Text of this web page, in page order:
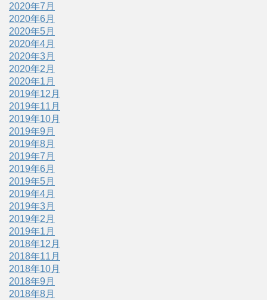
2020年7月
2020年6月
2020年5月
2020年4月
2020年3月
2020年2月
2020年1月
2019年12月
2019年11月
2019年10月
2019年9月
2019年8月
2019年7月
2019年6月
2019年5月
2019年4月
2019年3月
2019年2月
2019年1月
2018年12月
2018年11月
2018年10月
2018年9月
2018年8月